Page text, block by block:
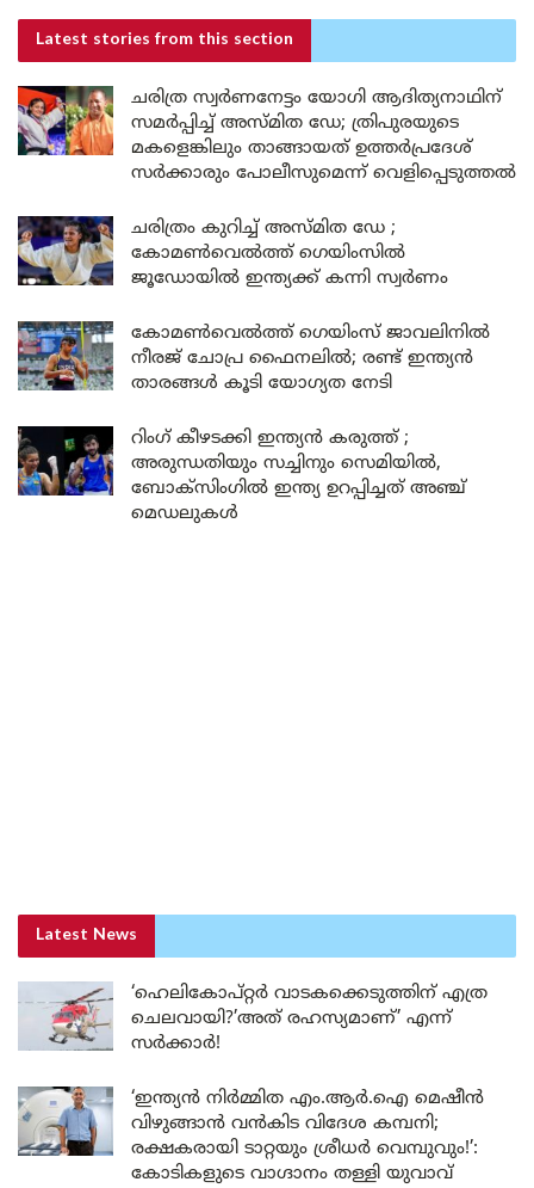
Latest stories from this section
ചരിത്ര സ്വർണനേട്ടം യോഗി ആദിത്യനാഥിന്
സമർപ്പിച്ച് അസ്മിത ഡേ; ത്രിപുരയുടെ
മകളെങ്കിലും താങ്ങായത് ഉത്തർപ്രദേശ്
സർക്കാരും പോലീസുമെന്ന് വെളിപ്പെടുത്തൽ
ചരിത്രം കുറിച്ച് അസ്മിത ഡേ ;
കോമൺവെൽത്ത് ഗെയിംസിൽ
ജൂഡോയിൽ ഇന്ത്യക്ക് കന്നി സ്വർണം
കോമൺവെൽത്ത് ഗെയിംസ് ജാവലിനിൽ
നീരജ് ചോപ്ര ഫൈനലിൽ; രണ്ട് ഇന്ത്യൻ
താരങ്ങൾ കൂടി യോഗ്യത നേടി
റിംഗ് കീഴടക്കി ഇന്ത്യൻ കരുത്ത് ;
അരുന്ധതിയും സച്ചിനും സെമിയിൽ,
ബോക്സിംഗിൽ ഇന്ത്യ ഉറപ്പിച്ചത് അഞ്ച്
മെഡലുകൾ
Latest News
‘ഹെലികോപ്റ്റർ വാടകക്കെടുത്തിന് എത്ര
ചെലവായി?’അത് രഹസ്യമാണ്’ എന്ന്
സർക്കാർ!
‘ഇന്ത്യൻ നിർമ്മിത എം.ആർ.ഐ മെഷീൻ
വിഴുങ്ങാൻ വൻകിട വിദേശ കമ്പനി;
രക്ഷകരായി ടാറ്റയും ശ്രീധർ വെമ്പുവും!’:
കോടികളുടെ വാഗ്ദാനം തള്ളി യുവാവ്